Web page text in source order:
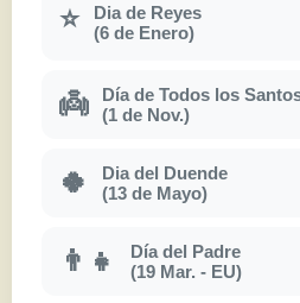
⭐
Dia de Reyes
(6 de Enero)
👼
Día de Todos los
(1 de Nov.)
🍀
Dia del Duende
(13 de Mayo)
👨‍👧
Día del Padre
(19 Mar. - EU)